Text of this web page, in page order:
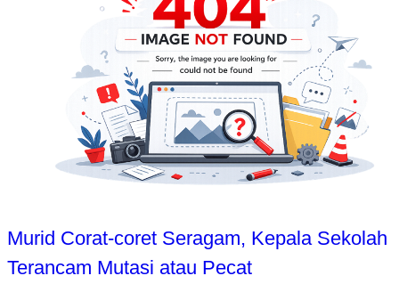
Murid Corat-coret Seragam, Kepala Sekolah
Terancam Mutasi atau Pecat